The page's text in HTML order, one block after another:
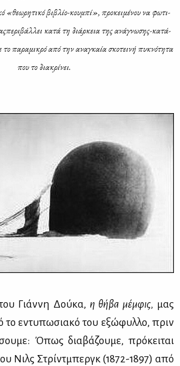
«θε­ω­ρη­τι­κό βι­βλίο-κου­μπί», προ­κει­μέ­νου να φω­τι­
κα­τά τη διάρ­κεια της ανά­γνω­σης-κα­τά­
το πα­ρα­μι­κρό από την ανα­γκαία σκο­τει­νή πυ­κνό­τη­τα
που το δια­κρί­νει.
Γιάν­νη Δού­κα, η θή­βα μέμ­φις, μας
το εντυ­πω­σια­κό του εξώ­φυλ­λο, πριν
Όπως δια­βά­ζου­με, πρό­κει­ται
Νιλς Στρίντ­μπεργκ (1872-1897) από